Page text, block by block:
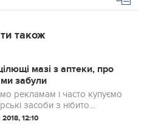
також
мазі з аптеки, про
забули
рекламам і часто купуємо
засоби з нібито
ефективністю. У
12:10